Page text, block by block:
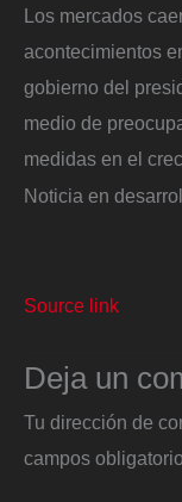
Los mercados
acontecimientos
gobierno del
medio de
medidas en el
Noticia en
Source link
Deja un
Tu dirección de
campos